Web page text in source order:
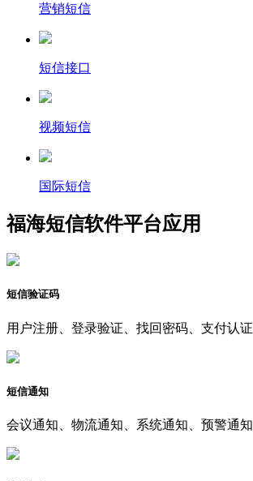
营销短信
短信接口
视频短信
国际短信
福海短信软件平台应用
短信验证码
用户注册、登录验证、找回密码、支付认证
短信通知
会议通知、物流通知、系统通知、预警通知